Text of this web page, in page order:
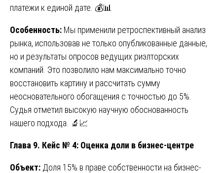
платежи к единой дате. 💰📊
Особенность: Мы применили ретроспективный анализ
рынка, использовав не только опубликованные данные,
но и результаты опросов ведущих риэлторских
компаний. Это позволило нам максимально точно
восстановить картину и рассчитать сумму
неосновательного обогащения с точностью до 5%.
Судья отметил высокую научную обоснованность
нашего подхода. 🔬📈
Глава 9. Кейс № 4: Оценка доли в бизнес-центре
Объект: Доля 15% в праве собственности на бизнес-